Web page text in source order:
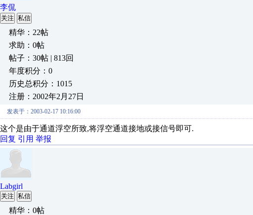
李侃
关注 私信
精华：22帖
求助：0帖
帖子：30帖 | 813回
年度积分：0
历史总积分：1015
注册：2002年2月27日
发表于：2003-02-17 10:16:00
这个是由于通道浮空所致,将浮空通道接地或接信号即可.
回复 引用 举报
Labgirl
关注 私信
精华：0帖